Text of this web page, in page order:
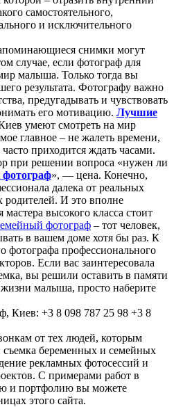
самостоятельного,
и исключительного
снимки могут
случае, если фотограф для
малыша. Только тогда вы
результата. Фотографу важно
предугадывать и чувствовать
его мотивацию. Лучшие
умеют смотреть на мир
главное – не жалеть времени,
приходится ждать часами.
при решении вопроса «нужен ли
», — цена. Конечно,
далека от реальных
родителей. И это вполне
мастера высокого класса стоит
фотограф – тот человек,
в вашем доме хотя бы раз. К
фотографа профессионального
Если вас заинтересовала
вы решили оставить в памяти
малыша, просто наберите
Киев: +3 8 098 787 25 98 +3 8
от тех людей, которым
беременных и семейных
рекламных фотосессий и
С примерами работ в
и портфолию вы можете
этого сайта.